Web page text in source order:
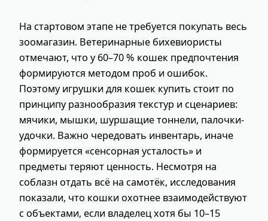
На стартовом этапе не требуется покупать весь
зоомагазин. Ветеринарные бихевиористы
отмечают, что у 60–70 % кошек предпочтения
формируются методом проб и ошибок.
Поэтому игрушки для кошек купить стоит по
принципу разнообразия текстур и сценариев:
мячики, мышки, шуршащие тоннели, палочки-
удочки. Важно чередовать инвентарь, иначе
формируется «сенсорная усталость» и
предметы теряют ценность. Несмотря на
соблазн отдать всё на самотёк, исследования
показали, что кошки охотнее взаимодействуют
с объектами, если владелец хотя бы 10–15